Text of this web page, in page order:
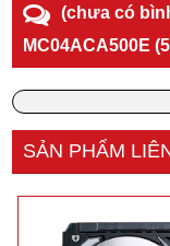
(chưa có
MC04ACA500E
SẢN PHẨM